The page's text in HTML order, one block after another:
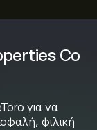
Co
για να
φιλική